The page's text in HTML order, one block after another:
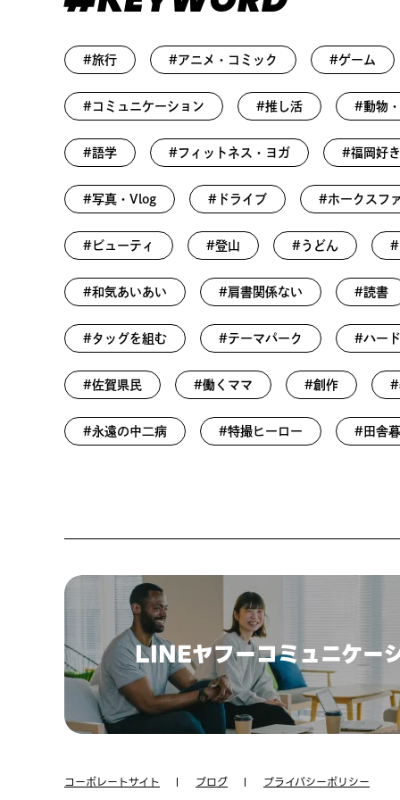
#旅行 #アニメ・コミック #ゲーム
#コミュニケーション #推し活 #動物
#語学 #フィットネス・ヨガ #福岡好
#写真・Vlog #ドライブ #ホークスフ
#ビューティ #登山 #うどん #
#和気あいあい #肩書関係ない #読書
#タッグを組む #テーマパーク #ハー
#佐賀県民 #働くママ #創作 #
#永遠の中二病 #特撮ヒーロー #田舎
LINEヤフーコミュニケー
コーポレートサイト ブログ プライバシーポリシー